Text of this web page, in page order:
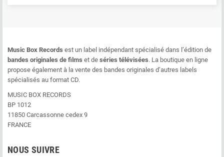
Music Box Records est un label indépendant spécialisé dans l’édition de
bandes originales de films et de séries télévisées. La boutique en ligne
propose également à la vente des bandes originales d’autres labels
spécialisés au format CD.
MUSIC BOX RECORDS
BP 1012
11850 Carcassonne cedex 9
FRANCE
NOUS SUIVRE